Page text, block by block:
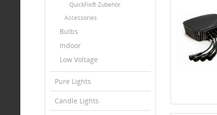
QuickFix® Zubehör
Accessories
Bulbs
Indoor
Low Voltage
Pure Lights
Candle Lights